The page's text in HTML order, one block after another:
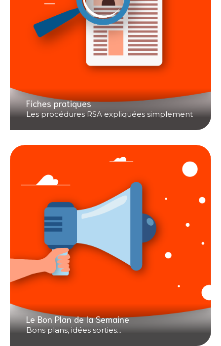
Fiches pratiques
Les procédures RSA expliquées simplement
Le Bon Plan de la Semaine
Bons plans, idées sorties...